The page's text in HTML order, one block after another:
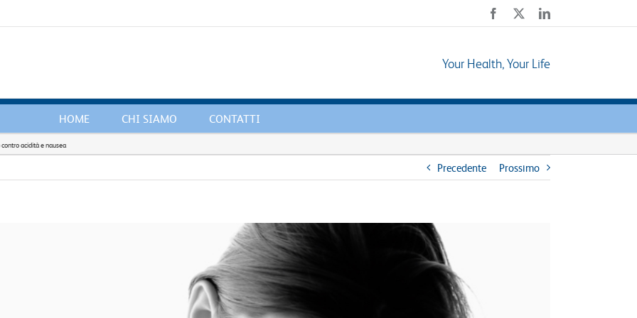
Facebook LinkedIn
Your Health, Your Life
HOME CHI SIAMO CONTATTI
acidità e nausea
Precedente Prossimo